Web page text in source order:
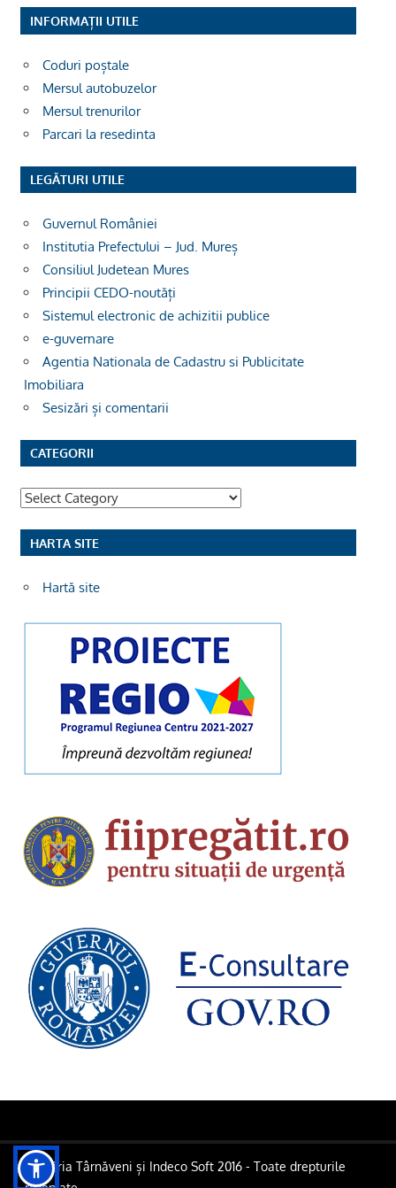
INFORMAȚII UTILE
Coduri poștale
Mersul autobuzelor
Mersul trenurilor
Parcari la resedinta
LEGĂTURI UTILE
Guvernul României
Institutia Prefectului – Jud. Mureș
Consiliul Judetean Mures
Principii CEDO-noutăți
Sistemul electronic de achizitii publice
e-guvernare
Agentia Nationala de Cadastru si Publicitate
Imobiliara
Sesizări și comentarii
CATEGORII
Categorii
HARTA SITE
Hartă site
Primăria Târnăveni și Indeco Soft 2016 - Toate drepturile